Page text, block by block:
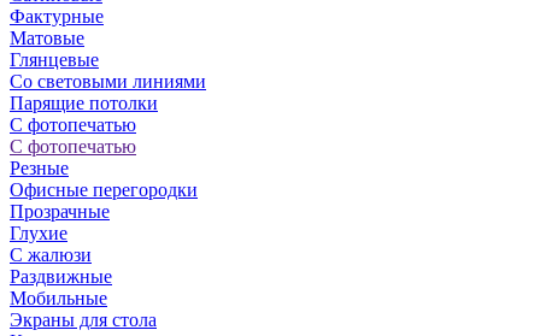
Фактурные
Матовые
Глянцевые
Со световыми линиями
Парящие потолки
С фотопечатью
С фотопечатью
Резные
Офисные перегородки
Прозрачные
Глухие
С жалюзи
Раздвижные
Мобильные
Экраны для стола